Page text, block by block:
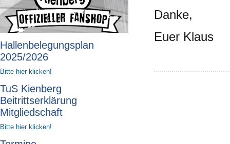
Hallenbelegungsplan
2025/2026
Bitte hier klicken!
TuS Kienberg
Beitrittserklärung
Mitgliedschaft
Bitte hier klicken!
Danke,
Euer Klaus